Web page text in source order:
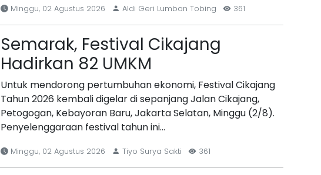
Minggu, 02 Agustus 2026 Aldi Geri Lumban Tobing 361
Semarak, Festival Cikajang
Hadirkan 82 UMKM
Untuk mendorong pertumbuhan ekonomi, Festival Cikajang
Tahun 2026 kembali digelar di sepanjang Jalan Cikajang,
Petogogan, Kebayoran Baru, Jakarta Selatan, Minggu (2/8).
Penyelenggaraan festival tahun ini…
Minggu, 02 Agustus 2026 Tiyo Surya Sakti 361